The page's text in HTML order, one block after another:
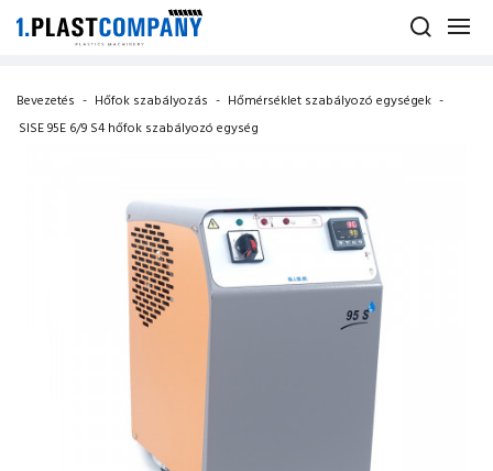
Bevezetés - Hőfok szabályozás - Hőmérséklet szabályozó egységek -
SISE 95E 6/9 S4 hőfok szabályozó egység